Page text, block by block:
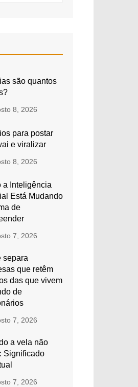
são quantos
8, 2026
para postar
e viralizar
8, 2026
a Inteligência
Está Mudando
de
7, 2026
separa
que retêm
das que vivem
de
7, 2026
a vela não
Significado
7, 2026